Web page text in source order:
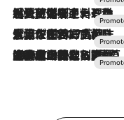
2026.7.24
【夏限定ディナーコース】旬を迎える稚鮎や花ズッキーニなどをイタリア・トスカーナの郷土料理の手法で満喫！
2026.7.17
「土佐和ハーブかき氷」がOMO7高知に登場！生姜、山椒、大葉など目にも舌にも涼を呼ぶ郷土の味
2026.7.10
NEW OPEN！【界 草津】名湯の地に誕生。趣の異なる2種の温泉と上州ならではの会席・蕎麦割烹など美食を味わう究極の癒やし旅